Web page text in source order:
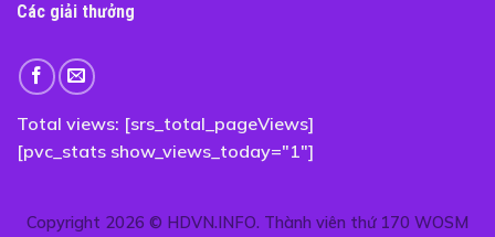
Các giải thưởng
Total views: [srs_total_pageViews]
[pvc_stats show_views_today="1"]
Copyright 2026 © HDVN.INFO. Thành viên thứ 170 WOSM